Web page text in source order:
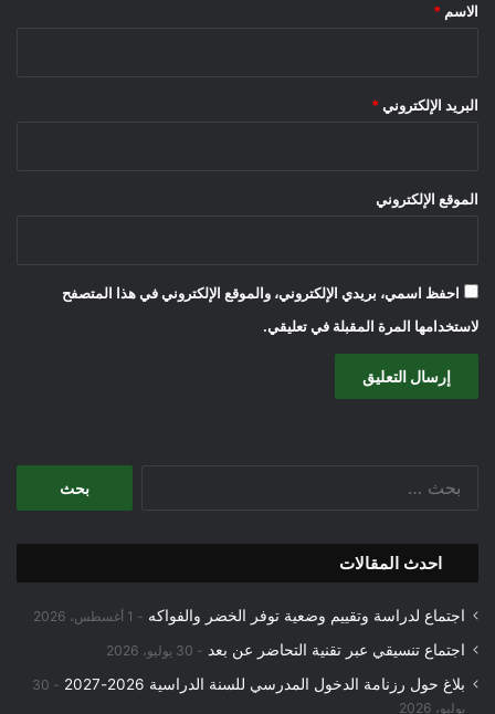
*
الاسم *
البريد الإلكتروني *
الموقع الإلكتروني
احفظ اسمي، بريدي الإلكتروني، والموقع الإلكتروني في هذا المتصفح
لاستخدامها المرة المقبلة في تعليقي.
احدث المقالات
اجتماع لدراسة وتقييم وضعية توفر الخضر والفواكه 1 أغسطس، 2026
اجتماع تنسيقي عبر تقنية التحاضر عن بعد 30 يوليو، 2026
بلاغ حول رزنامة الدخول المدرسي للسنة الدراسية 2026-2027
30
يوليو، 2026